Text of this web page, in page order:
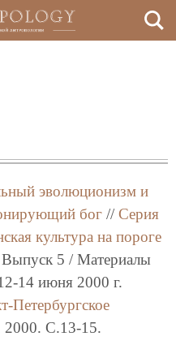
эволюционизм и
бог// Серия
культура на пороге
5 / Материалы
14 июня 2000 г.
Петербургское
2000. C.13-15.